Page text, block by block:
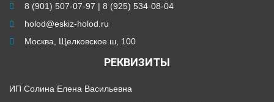
8 (901) 507-07-97 | 8 (925) 534-08-04
holod@eskiz-holod.ru
Москва, Щелковское ш, 100
РЕКВИЗИТЫ
ИП Солина Елена Васильевна